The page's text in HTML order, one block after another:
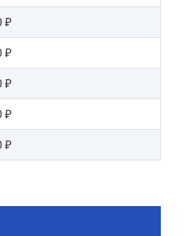
₽
₽
₽
₽
₽